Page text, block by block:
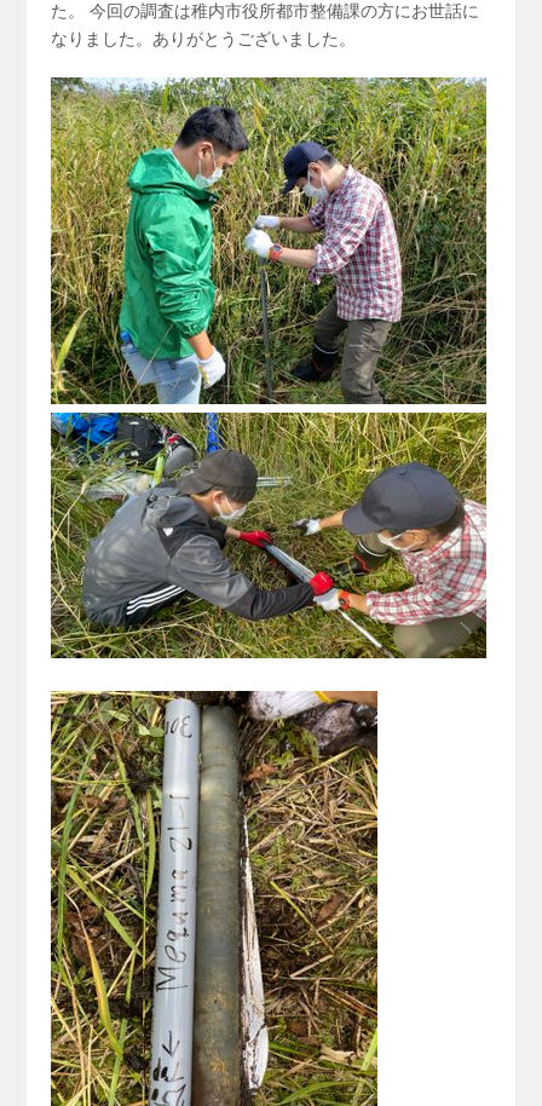
た。 今回の調査は稚内市役所都市整備課の方にお世話に
なりました。ありがとうございました。